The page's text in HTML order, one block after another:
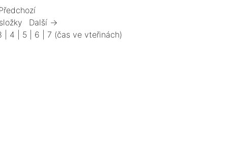
Další →
4 5 6 7 (čas ve vteřinách)